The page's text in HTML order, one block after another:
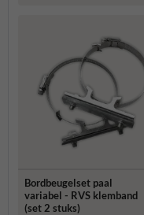
Bordbeugelset paal
variabel - RVS klemband
(set 2 stuks)